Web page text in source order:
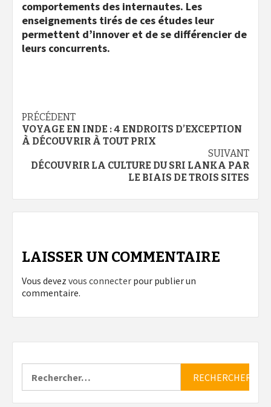
comportements des internautes. Les
enseignements tirés de ces études leur
permettent d’innover et de se différencier de
leurs concurrents.
Navigation
d’article
PRÉCÉDENT
VOYAGE EN INDE : 4 ENDROITS D’EXCEPTION
À DÉCOUVRIR À TOUT PRIX
SUIVANT
DÉCOUVRIR LA CULTURE DU SRI LANKA PAR
LE BIAIS DE TROIS SITES
LAISSER UN COMMENTAIRE
Vous devez vous connecter pour publier un
commentaire.